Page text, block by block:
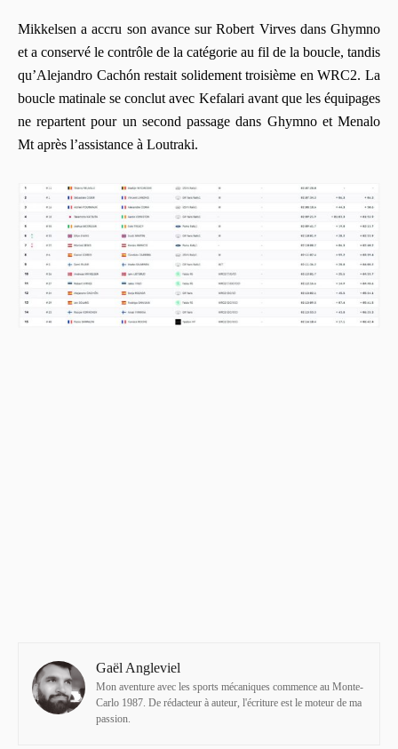
Mikkelsen a accru son avance surRobert Virvesdans Ghymno
et a conservé le contrôle de la catégorie au fil de la boucle, tandis
qu’Alejandro Cachón restait solidement troisième en WRC2. La
boucle matinale se conclut avec Kefalari avant que les équipages
ne repartent pour un second passage dans Ghymno et Menalo
Mt après l’assistance à Loutraki.
Gaël Angleviel
Mon aventure avec les sports mécaniques commence au Monte-
Carlo 1987. De rédacteur à auteur, l'écriture est le moteur de ma
passion.